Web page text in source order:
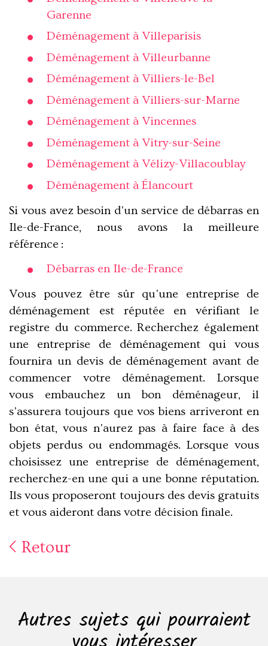
Garenne
Déménagement à Villeparisis
Déménagement à Villeurbanne
Déménagement à Villiers-le-Bel
Déménagement à Villiers-sur-Marne
Déménagement à Vincennes
Déménagement à Vitry-sur-Seine
Déménagement à Vélizy-Villacoublay
Déménagement à Élancourt
Si vous avez besoin d'un service de débarras en
Ile-de-France, nous avons la meilleure
référence :
Débarras en Ile-de-France
Vous pouvez être sûr qu'une entreprise de
déménagement est réputée en vérifiant le
registre du commerce. Recherchez également
une entreprise de déménagement qui vous
fournira un devis de déménagement avant de
commencer votre déménagement. Lorsque
vous embauchez un bon déménageur, il
s'assurera toujours que vos biens arriveront en
bon état, vous n'aurez pas à faire face à des
objets perdus ou endommagés. Lorsque vous
choisissez une entreprise de déménagement,
recherchez-en une qui a une bonne réputation.
Ils vous proposeront toujours des devis gratuits
et vous aideront dans votre décision finale.
Retour
Autres sujets qui pourraient